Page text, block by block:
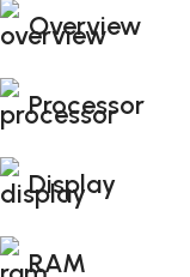
Overview
Processor
Display
RAM